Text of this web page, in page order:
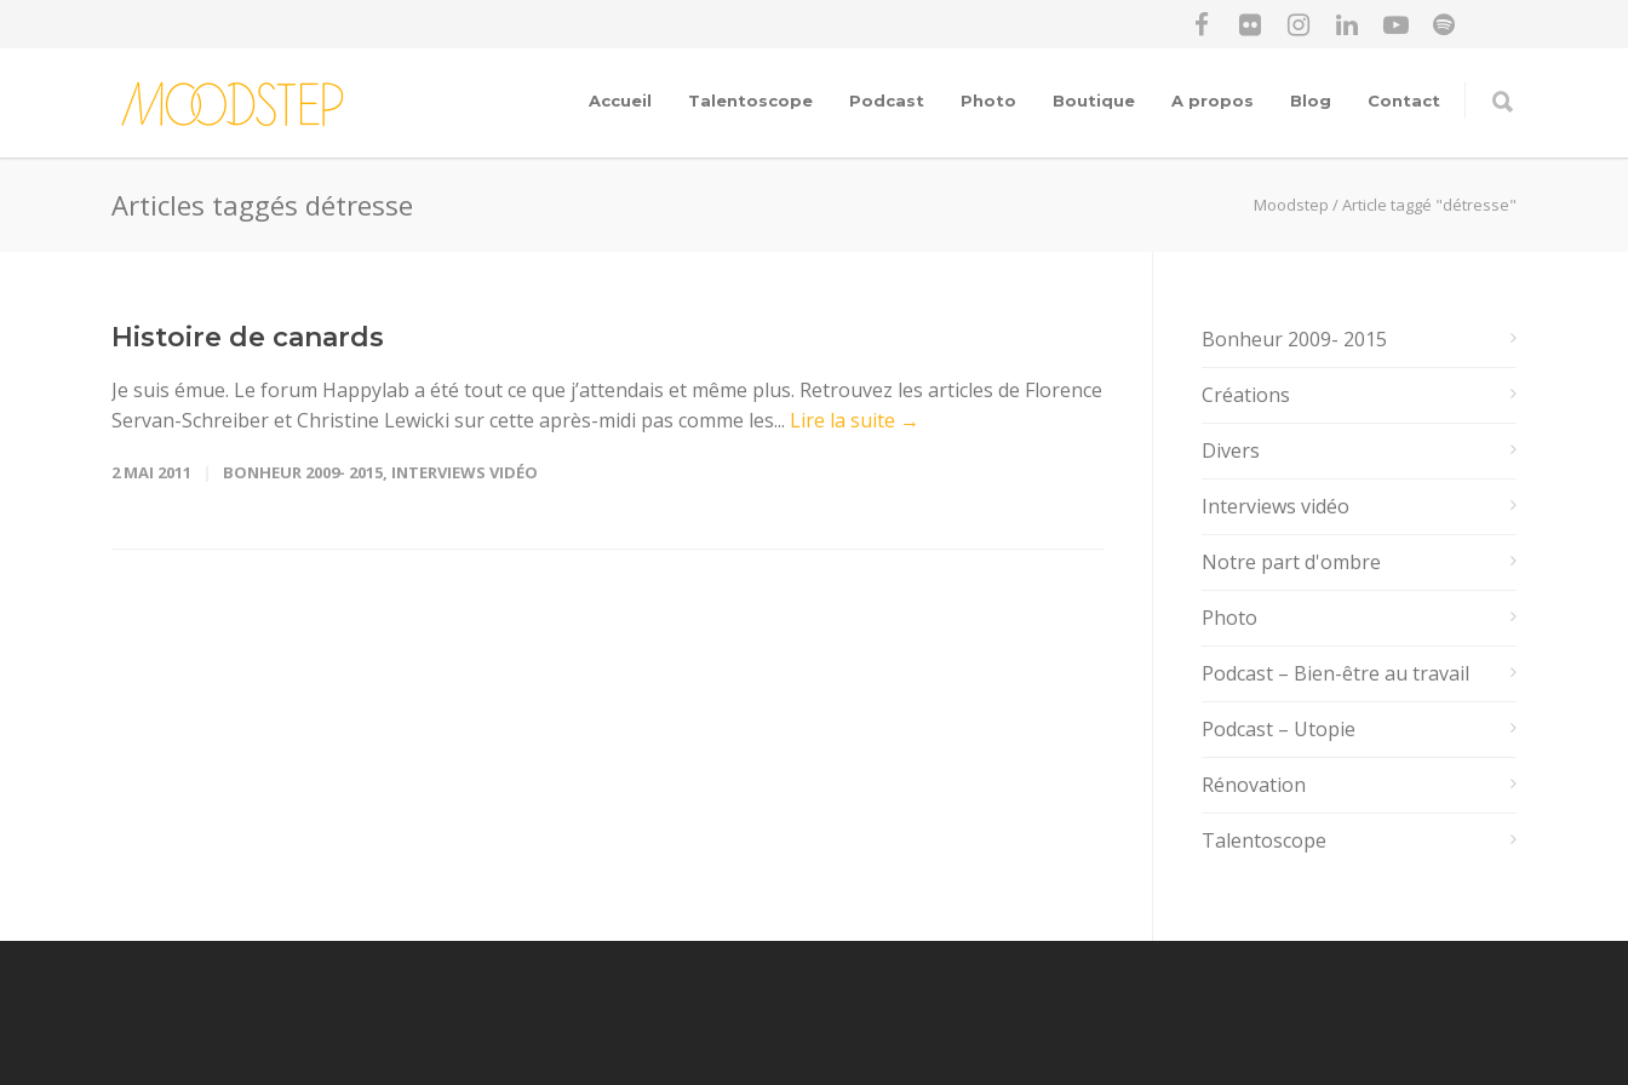
Accueil Talentoscope Podcast Photo Boutique A propos Blog Contact
Articles taggés détresse Moodstep /Article taggé "détresse"
Histoire de canards
Je suis émue. Le forum Happylab a été tout ce que j’attendais et même plus. Retrouvez les articles de Florence
Servan-Schreiber et Christine Lewicki sur cette après-midi pas comme les... Lire la suite →
2 MAI 2011 BONHEUR 2009- 2015, INTERVIEWS VIDÉO
Bonheur 2009- 2015
Créations
Divers
Interviews vidéo
Notre part d'ombre
Photo
Podcast – Bien-être au travail
Podcast – Utopie
Rénovation
Talentoscope